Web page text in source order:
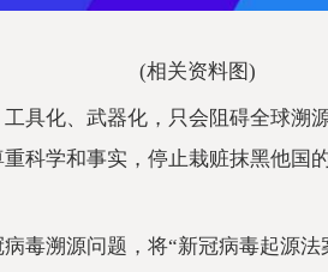
(相关资料图)
具化、武器化，只会阻碍全球溯
科学和事实，停止栽赃抹黑他国
毒溯源问题，将“新冠病毒起源